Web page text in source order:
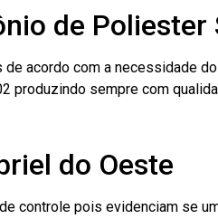
de Poliester
acordo com a necessidade
produzindo sempre com
do Oeste
controle pois evidenciam se